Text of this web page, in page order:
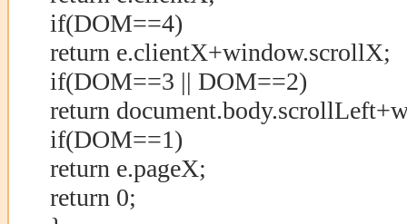
if(DOM==4)
return e.clientX+window.scrollX;
if(DOM==3 || DOM==2)
return
if(DOM==1)
return e.pageX;
return 0;